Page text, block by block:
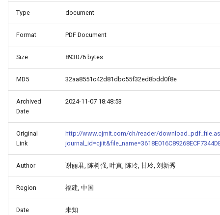
Type document
Format PDF Document
Size 893076 bytes
MD5 32aa8551c42d81dbc55f32ed8bdd0f8e
Archived
Date
2024-11-07 18:48:53
Original
Link
http://www.cjmit.com/ch/reader/
Author 谢丽君, 陈树强, 叶真, 陈玲, 甘玲, 刘新秀
Region 福建, 中国
Date 未知